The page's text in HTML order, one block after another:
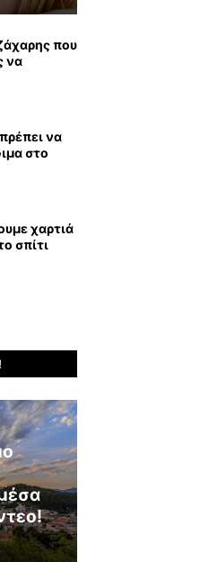
που
να
να
στο
χαρτιά
σπίτι